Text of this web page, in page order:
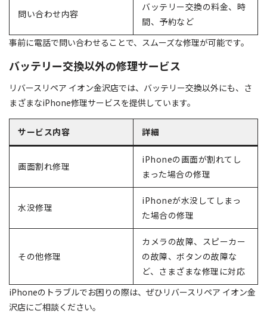
問い合わせ内容
バッテリー交換の料金、時
間、予約など
事前に電話で問い合わせることで、スムーズな修理が可能です。
バッテリー交換以外の修理サービス
リバースリペア イオン金沢店では、バッテリー交換以外にも、さ
まざまなiPhone修理サービスを提供しています。
サービス内容 詳細
画面割れ修理
iPhoneの画面が割れてし
まった場合の修理
水没修理
iPhoneが水没してしまっ
た場合の修理
その他修理
カメラの故障、スピーカー
の故障、ボタンの故障な
ど、さまざまな修理に対応
iPhoneのトラブルでお困りの際は、ぜひリバースリペア イオン金
沢店にご相談ください。